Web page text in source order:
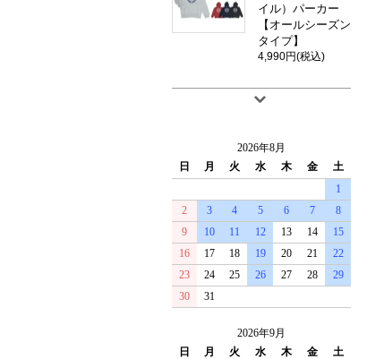
イル）パーカー
【オールシーズン
タイプ】
4,990円(税込)
2026年8月
日
月 火 水 木 金
土
1
2
3 4 5 6 7
8
9
10 11 12 13 14
15
16
17 18 19 20 21
22
23
24 25 26 27 28
29
30
31
2026年9月
日
月 火 水 木 金
土